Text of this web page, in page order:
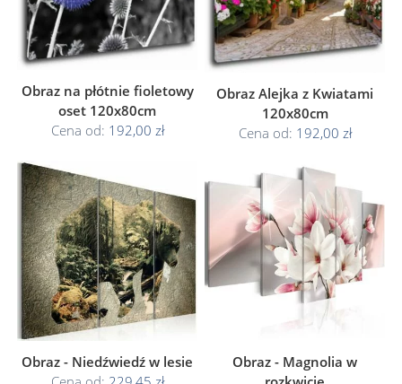
Obraz na płótnie fioletowy
oset 120x80cm
Cena od: 192,00 zł
Obraz Alejka z Kwiatami
120x80cm
Cena od: 192,00 zł
Obraz - Niedźwiedź w lesie
Obraz - Magnolia w